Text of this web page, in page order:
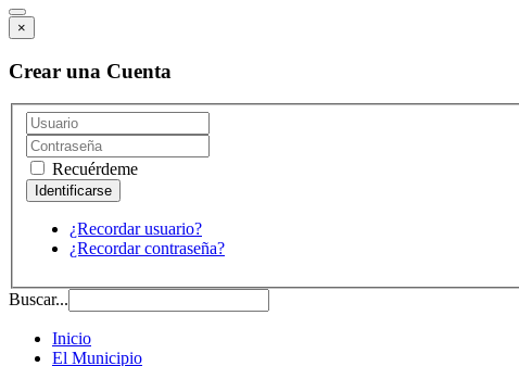
×
Crear una Cuenta
Recuérdeme
¿Recordar usuario?
¿Recordar contraseña?
Buscar...
Inicio
El Municipio